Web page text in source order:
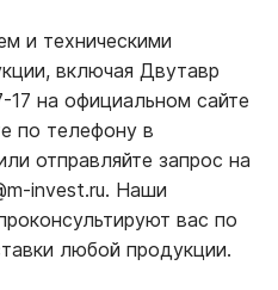
и техническими
включая Двутавр
на официальном сайте
по телефону в
отправляйте запрос на
invest.ru. Наши
вас по
любой продукции.